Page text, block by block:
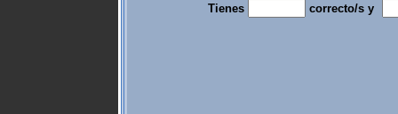
Tienes correcto/s y